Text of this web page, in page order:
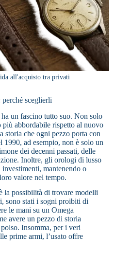
all'acquisto tra privati
sceglierli
un fascino tutto suo. Non solo
abbordabile rispetto al nuovo
storia che ogni pezzo porta con
ad esempio, non è solo un
dei decenni passati, delle
Inoltre, gli orologi di lusso
mantenendo o
valore nel tempo.
la possibilità di trovare modelli
sono stati i sogni proibiti di
le mani su un Omega
avere un pezzo di storia
Insomma, per i veri
prime armi, l’usato offre